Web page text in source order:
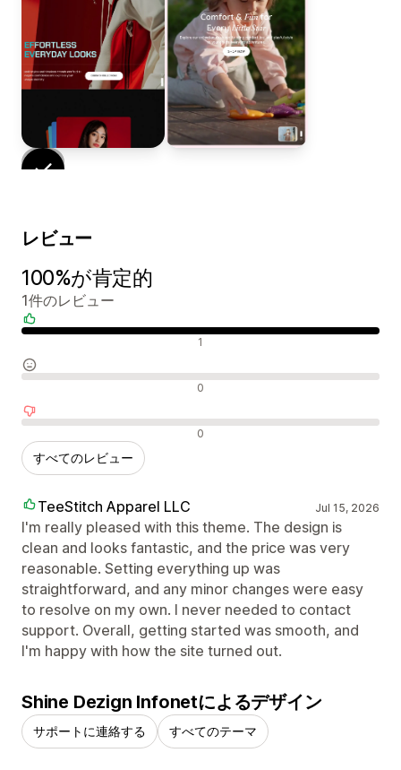
レビュー
100%が肯定的
1件のレビュー
1
0
0
すべてのレビュー
TeeStitch Apparel LLC Jul 15, 2026
I'm really pleased with this theme. The design is
clean and looks fantastic, and the price was very
reasonable. Setting everything up was
straightforward, and any minor changes were easy
to resolve on my own. I never needed to contact
support. Overall, getting started was smooth, and
I'm happy with how the site turned out.
Shine Dezign Infonetによるデザイン
サポートに連絡する すべてのテーマ